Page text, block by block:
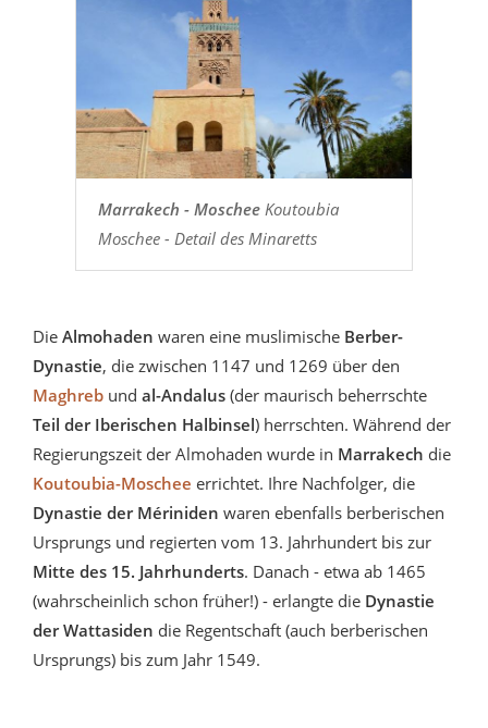
Marrakech - MoscheeKoutoubia
Moschee - Detail des Minaretts
Die Almohaden waren eine muslimische Berber-
Dynastie, die zwischen 1147 und 1269 über den
Maghreb und al-Andalus (der maurisch beherrschte
Teil der Iberischen Halbinsel) herrschten. Während der
Regierungszeit der Almohaden wurde in Marrakech die
Koutoubia-Moschee errichtet. Ihre Nachfolger, die
Dynastie der Mériniden waren ebenfalls berberischen
Ursprungs und regierten vom 13. Jahrhundert bis zur
Mitte des 15. Jahrhunderts. Danach - etwa ab 1465
(wahrscheinlich schon früher!) - erlangte die Dynastie
der Wattasiden die Regentschaft (auch berberischen
Ursprungs) bis zum Jahr 1549.